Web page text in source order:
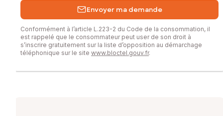
Envoyer ma demande
Conformément à l’article L.223-2 du Code de la consommation, il
est rappelé que le consommateur peut user de son droit à
s’inscrire gratuitement sur la liste d’opposition au démarchage
téléphonique sur le site www.bloctel.gouv.fr.